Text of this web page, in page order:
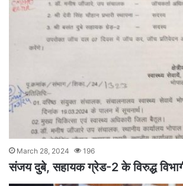
March 28, 2024 196
संजय दुबे, सहायक ग्रेड-2 के विरुद्ध